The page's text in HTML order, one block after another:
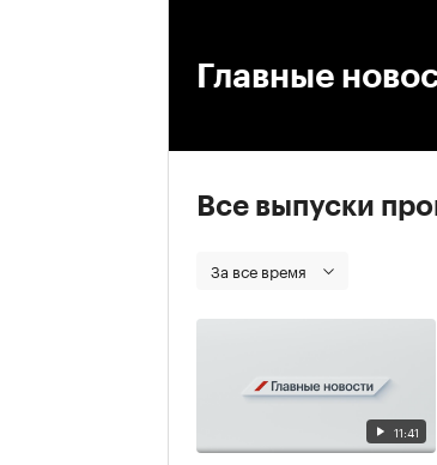
Главные
Все выпуски
За все время
11:41